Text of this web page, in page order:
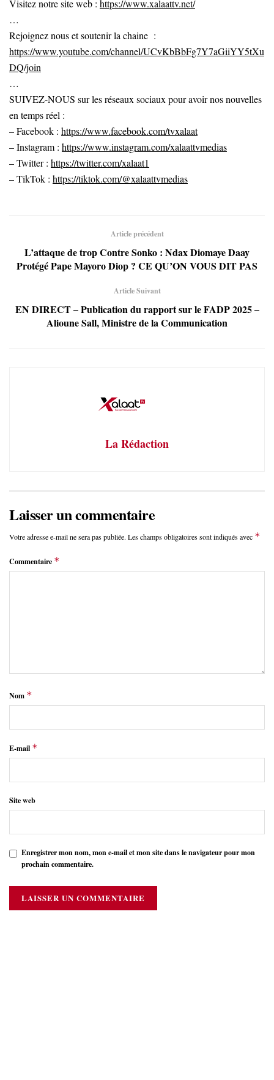
Visitez notre site web : https://www.xalaattv.net/
…
Rejoignez nous et soutenir la chaine :
https://www.youtube.com/channel/UCvKbBbFg7Y7aGiiYY5tXu
DQ/join
…
SUIVEZ-NOUS sur les réseaux sociaux pour avoir nos nouvelles
en temps réel :
– Facebook : https://www.facebook.com/tvxalaat
– Instagram : https://www.instagram.com/xalaattvmedias
– Twitter : https://twitter.com/xalaat1
– TikTok : https://tiktok.com/@xalaattvmedias
Article précédent
L’attaque de trop Contre Sonko : Ndax Diomaye Daay
Protégé Pape Mayoro Diop ? CE QU’ON VOUS DIT PAS
Article Suivant
EN DIRECT – Publication du rapport sur le FADP 2025 –
Alioune Sall, Ministre de la Communication
La Rédaction
Laisser un commentaire
Votre adresse e-mail ne sera pas publiée. Les champs obligatoires sont indiqués avec *
Commentaire *
Nom *
E-mail *
Site web
Enregistrer mon nom, mon e-mail et mon site dans le navigateur pour mon
prochain commentaire.